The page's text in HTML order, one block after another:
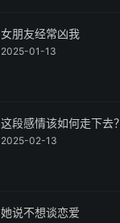
女朋友经常凶我
2025-01-13
这段感情该如何走下去？
2025-02-13
她说不想谈恋爱